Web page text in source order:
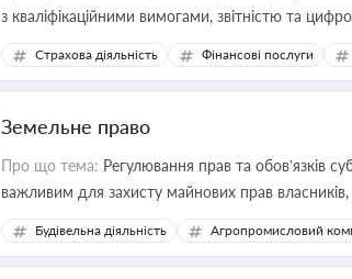
з кваліфікаційними вимогами, звітністю та
медійних змін у цій сфері корисне для власника
приватизації, оренди державного майна,
Страхова діяльність Фінансові послуги
Земельне право
Про що тема: Регулювання прав та обов’язків
важливим для захисту майнових прав
ресурсами
Будівельна діяльність Агропромисловий